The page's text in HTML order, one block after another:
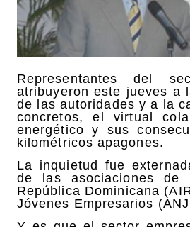
Representantes del
atribuyeron este jueves a
de las autoridades y a la
concretos, el virtual
energético y sus
kilométricos apagones.
La inquietud fue
de las asociaciones de
República Dominicana
Jóvenes Empresarios